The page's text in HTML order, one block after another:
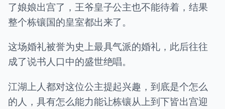
了娘娘出宫了，王爷皇子公主也不能待着，结果
整个栋镶国的皇室都出来了。
这场婚礼被誉为史上最具气派的婚礼，此后往往
成了说书人口中的盛世绝唱。
江湖上人都对这位公主提起兴趣，到底是个怎么
的人，具有怎么能力能让栋镶从上到下皆出宫迎